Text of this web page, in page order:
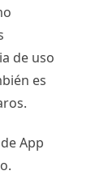
de uso
es
App